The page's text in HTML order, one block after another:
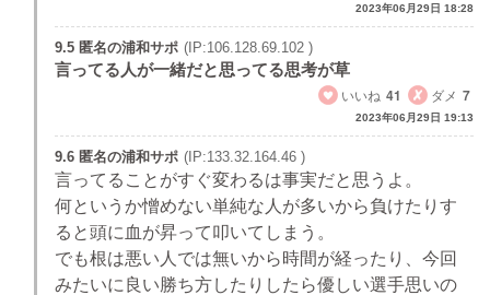
2023年06月29日 18:28
9.5 匿名の浦和サポ (IP:106.128.69.102 )
言ってる人が一緒だと思ってる思考が草
いいね 41 ダメ 7
2023年06月29日 19:13
9.6 匿名の浦和サポ (IP:133.32.164.46 )
言ってることがすぐ変わるは事実だと思うよ。
何というか憎めない単純な人が多いから負けたりす
ると頭に血が昇って叩いてしまう。
でも根は悪い人では無いから時間が経ったり、今回
みたいに良い勝ち方したりしたら優しい選手思いの